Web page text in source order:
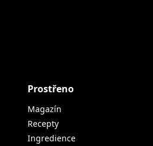
Prostřeno
Magazín
Recepty
Ingredience